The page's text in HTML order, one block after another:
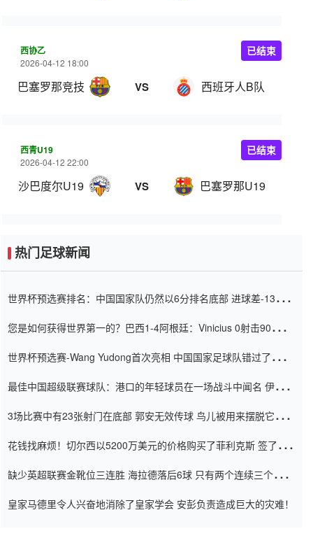
西协乙
2026-04-12 18:00
巴塞罗那竞技 VS 西班牙人B队
已结束
西青U19
2026-04-12 22:00
沙巴度尔U19 VS 巴塞罗那U19
已结束
热门足球新闻
世界杯预选赛排名：中国国家队仍然以6分排名底部 进球差-13令人
您是如何获得世界第一的？巴西1-4阿根廷：Vinicius 0射击90分钟
世界杯预选赛-Wang Yudong首次亮相 中国国家足球队错过了世界
最佳中国超级联赛球队：港口的年轻球员在一场战斗中闻名 伊万放
3场比赛中有23张射门在底部 郭安无效传球 鸟儿被用来摆脱它
花钱找麻烦！切尔西以5200万美元的价格购买了菲利克斯 签了7年
缺少英超联赛金靴位三连胜 海拉德落后6球 只有两个连续三个连续
皇家马德里令人兴奋地消除了皇家学会 安彭负责造成巨大的灾难！